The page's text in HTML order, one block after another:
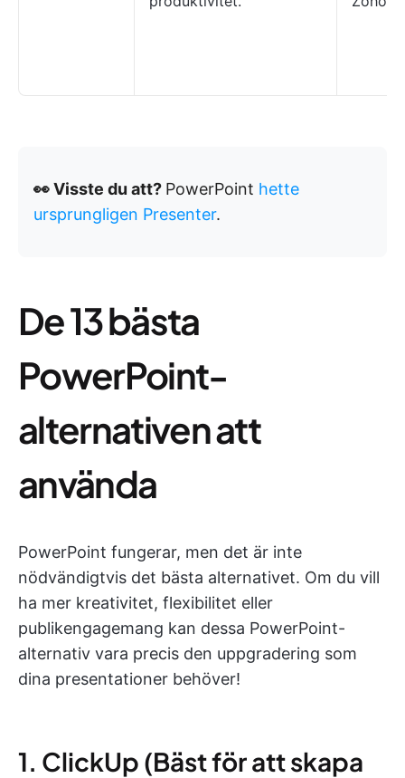
👀 Visste du att? PowerPoint hette
ursprungligen Presenter.
De 13 bästa
PowerPoint-
alternativen att
använda
PowerPoint fungerar, men det är inte
nödvändigtvis det bästa alternativet. Om du vill
ha mer kreativitet, flexibilitet eller
publikengagemang kan dessa PowerPoint-
alternativ vara precis den uppgradering som
dina presentationer behöver!
1. ClickUp (Bäst för att skapa